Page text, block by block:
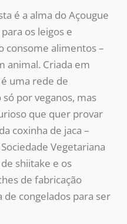
é a alma do Açougue
os leigos e
consome alimentos –
animal. Criada em
é uma rede de
por veganos, mas
que quer provar
coxinha de jaca –
Vegetariana
shiitake e os
de fabricação
congelados para ser